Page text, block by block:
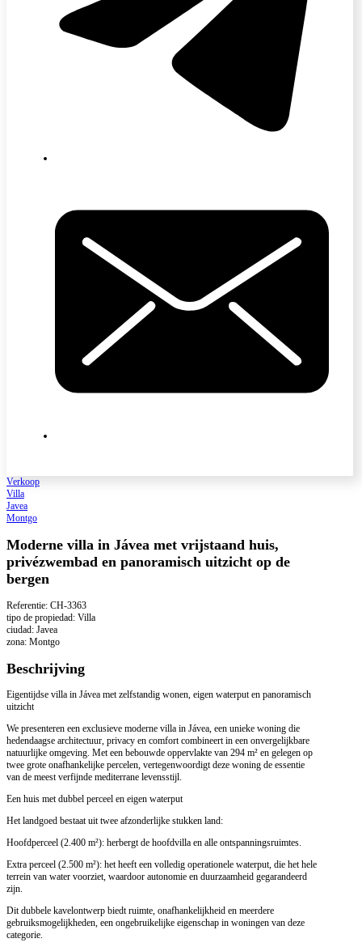
Verkoop
Villa
Javea
Montgo
Moderne villa in Jávea met vrijstaand huis,
privézwembad en panoramisch uitzicht op de
bergen
Referentie: CH-3363
tipo de propiedad: Villa
ciudad: Javea
zona: Montgo
Beschrijving
Eigentijdse villa in Jávea met zelfstandig wonen, eigen waterput en panoramisch
uitzicht
We presenteren een exclusieve moderne villa in Jávea, een unieke woning die
hedendaagse architectuur, privacy en comfort combineert in een onvergelijkbare
natuurlijke omgeving. Met een bebouwde oppervlakte van 294 m² en gelegen op
twee grote onafhankelijke percelen, vertegenwoordigt deze woning de essentie
van de meest verfijnde mediterrane levensstijl.
Een huis met dubbel perceel en eigen waterput
Het landgoed bestaat uit twee afzonderlijke stukken land:
Hoofdperceel (2.400 m²): herbergt de hoofdvilla en alle ontspanningsruimtes.
Extra perceel (2.500 m²): het heeft een volledig operationele waterput, die het hele
terrein van water voorziet, waardoor autonomie en duurzaamheid gegarandeerd
zijn.
Dit dubbele kavelontwerp biedt ruimte, onafhankelijkheid en meerdere
gebruiksmogelijkheden, een ongebruikelijke eigenschap in woningen van deze
categorie.